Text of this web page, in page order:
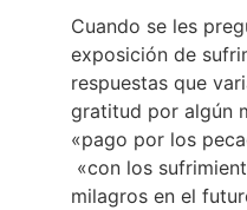
Cuando se les
exposición de
respuestas que
gratitud por algún
«pago por los
«con los
milagros en el